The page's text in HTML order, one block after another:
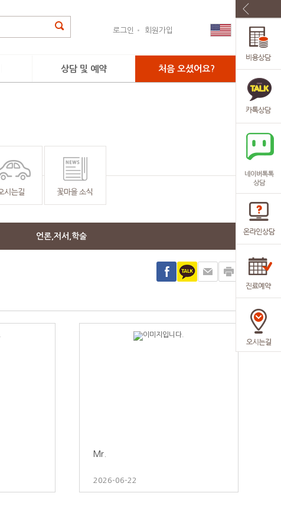
로그인 회원가입
상담 및 예약 처음 오셨어요?
언론,저서,학술
Mr.
2026-06-22